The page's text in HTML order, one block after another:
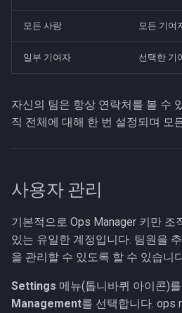
모든 사람 모든 기여
일부 기여자 선택한 기
자신의 팀은 항상 연락처를 볼 수
직 전체에 대해 한 번 설정되며 모
사용자 관리
기본적으로 Ops Manager 키만 조
있는 유일한 계정입니다. 팀원을
을 관리할 수 있도록 할 수 있습니
Settings 메뉴(톱니바퀴 아이콘)
Management를 선택합니다. ops